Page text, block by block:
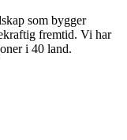
som bygger
fremtid. Vi har
i 40 land.